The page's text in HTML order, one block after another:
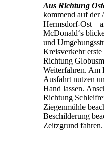
Aus Richtung
kommend auf der
Hermsdorf-Ost –
McDonald‘s
und
Kreisverkehr
Richtung
Weiterfahren. Am
Ausfahrt nutzen
Hand lassen.
Richtung
Ziegenmühle
Beschilderung
Zeitzgrund fahren.